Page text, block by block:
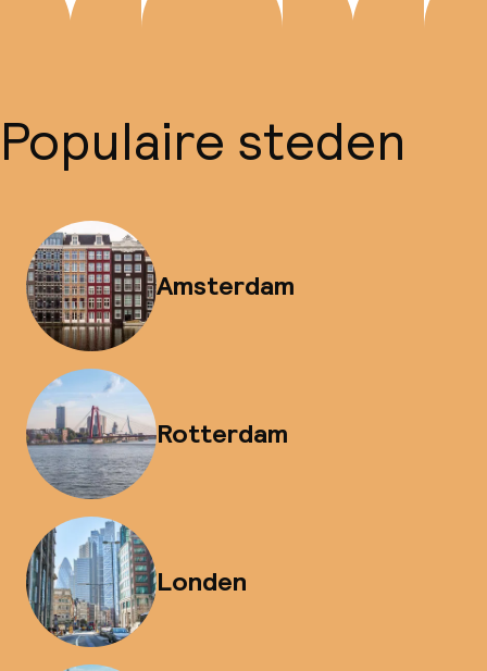
Populaire steden
Amsterdam
Rotterdam
Londen